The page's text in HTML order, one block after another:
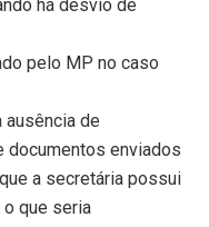
há desvio de
pelo MP no caso
ausência de
documentos enviados
a secretária possui
que seria